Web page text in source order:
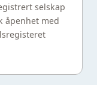
selskap
åpenhet med